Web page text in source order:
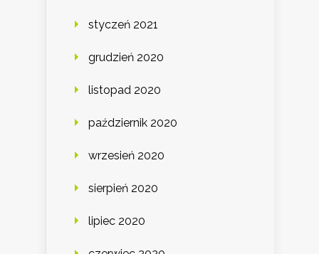
styczeń 2021
grudzień 2020
listopad 2020
październik 2020
wrzesień 2020
sierpień 2020
lipiec 2020